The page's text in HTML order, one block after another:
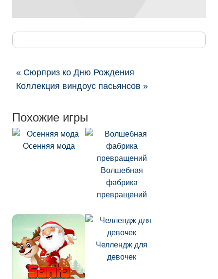
« Сюрприз ко Дню Рождения
Коллекция виндоус пасьянсов »
Похожие игры
Осенняя мода
Волшебная
фабрика
превращений
Челлендж для
девочек